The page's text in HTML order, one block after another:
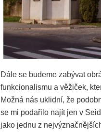
Dále se budeme zabývat
funkcionalismu a věžiček,
Možná nás uklidní, že
se mi podařilo najít jen v
jako jednu z